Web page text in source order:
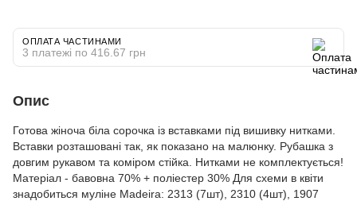
ОПЛАТА ЧАСТИНАМИ
3 платежі по 416.67 грн
Опис
Готова жіноча біла сорочка із вставками під вишивку нитками.
Вставки розташовані так, як показано на малюнку. Рубашка з
довгим рукавом та коміром стійка. Нитками не комплектується!
Матеріал - бавовна 70% + поліестер 30% Для схеми в квіти
знадобиться муліне Madeira: 2313 (7шт), 2310 (4шт), 1907